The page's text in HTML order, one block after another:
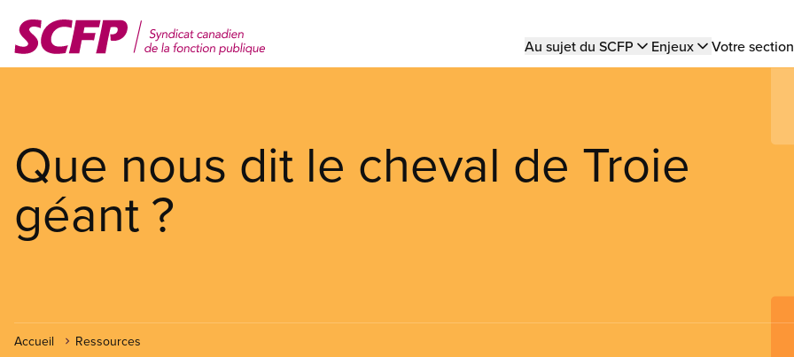
contenu
Main
Au sujet du SCFP Enjeux Votre
Que nous dit le cheval de Troie
géant ?
Accueil Ressources